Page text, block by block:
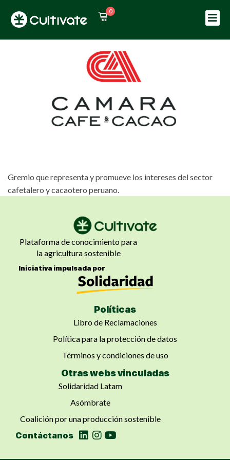
0
Gremio que representa y promueve los intereses del sector
cafetalero y cacaotero peruano.
Plataforma de conocimiento para
la agricultura sostenible
Iniciativa impulsada por
Políticas
Libro de Reclamaciones
Política para la protección de datos
Términos y condiciones de uso
Otras webs vinculadas
Solidaridad Latam
Asómbrate
Coalición por una producción sostenible
Contáctanos
Sign in
Sign in
Don’t have an account?
Remember me Lost your password?